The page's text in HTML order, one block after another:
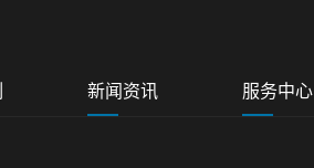
新闻资讯 服务中心